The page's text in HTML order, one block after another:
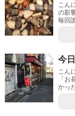
こん
の影
毎回
今
こん
「お
かっ